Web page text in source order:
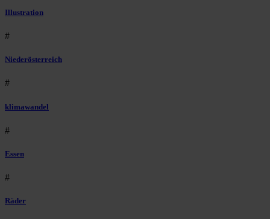
Illustration
#
Niederösterreich
#
klimawandel
#
Essen
#
Räder